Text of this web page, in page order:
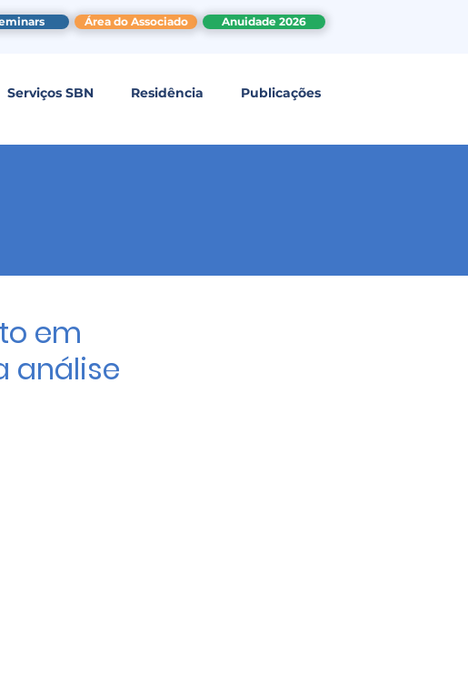
Área do Associado Anuidade 2026
Serviços SBN Residência Publicações
em
análise